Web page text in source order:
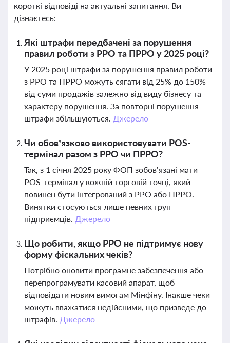
короткі відповіді на актуальні запитання. Ви
дізнаєтесь:
Які штрафи передбачені за порушення
правил роботи з РРО та ПРРО у 2025 році?
У 2025 році штрафи за порушення правил роботи
з РРО та ПРРО можуть сягати від 25% до 150%
від суми продажів залежно від виду бізнесу та
характеру порушення. За повторні порушення
штрафи збільшуються. Джерело
Чи обов’язково використовувати POS-
термінал разом з РРО чи ПРРО?
Так, з 1 січня 2025 року ФОП зобов’язані мати
POS-термінал у кожній торговій точці, який
повинен бути інтегрований з РРО або ПРРО.
Винятки стосуються лише певних груп
підприємців. Джерело
Що робити, якщо РРО не підтримує нову
форму фіскальних чеків?
Потрібно оновити програмне забезпечення або
перепрограмувати касовий апарат, щоб
відповідати новим вимогам Мінфіну. Інакше чеки
можуть вважатися недійсними, що призведе до
штрафів. Джерело